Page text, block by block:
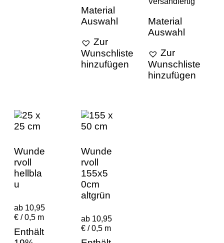
Material
Auswahl
Zur
Wunschliste
hinzufügen
Material
Auswahl
Zur
Wunschliste
hinzufügen
Wunde
rvoll
hellbla
u
ab 10,95
€ / 0,5 m
Enthält
Wunde
rvoll
155x5
0cm
altgrün
ab 10,95
€ / 0,5 m